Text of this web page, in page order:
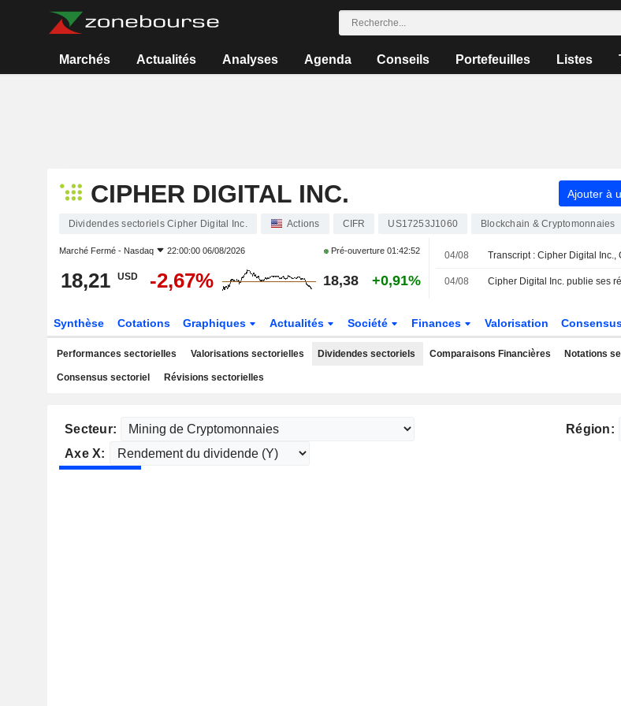
Marchés Actualités Analyses Agenda Conseils Portefeuilles Listes
CIPHER DIGITAL INC. Ajouter à
Dividendes sectoriels Cipher Digital Inc. Actions CIFR US17253J1060 Blockchain & Cryptomonnaies
Marché Fermé - Nasdaq 22:00:00 06/08/2026 Pré-ouverture 01:42:52
18,21 USD -2,67% 18,38 +0,91%
04/08
04/08
Synthèse Cotations Graphiques Actualités Société Finances Valorisation
Performances sectorielles Valorisations sectorielles Dividendes sectoriels Comparaisons Financières Notations
Consensus sectoriel Révisions sectorielles
Secteur:
Région:
Axe X: